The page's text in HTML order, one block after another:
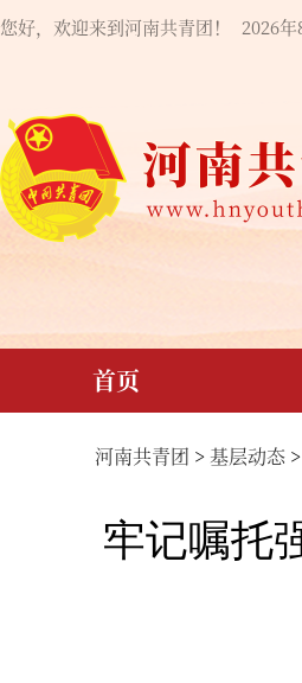
您好，欢迎来到河南共青团！ 2026
首页
河南共青团 > 基层动态 >
牢记嘱托